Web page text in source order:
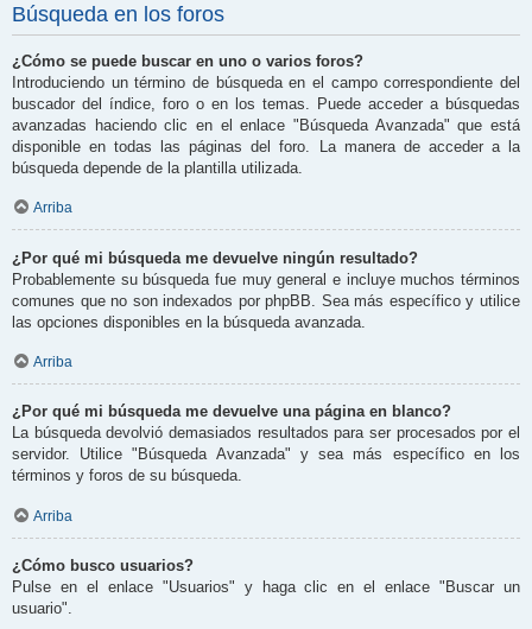
Búsqueda en los foros
¿Cómo se puede buscar en uno o varios foros?
Introduciendo un término de búsqueda en el campo correspondiente del
buscador del índice, foro o en los temas. Puede acceder a búsquedas
avanzadas haciendo clic en el enlace "Búsqueda Avanzada" que está
disponible en todas las páginas del foro. La manera de acceder a la
búsqueda depende de la plantilla utilizada.
Arriba
¿Por qué mi búsqueda me devuelve ningún resultado?
Probablemente su búsqueda fue muy general e incluye muchos términos
comunes que no son indexados por phpBB. Sea más específico y utilice
las opciones disponibles en la búsqueda avanzada.
Arriba
¿Por qué mi búsqueda me devuelve una página en blanco?
La búsqueda devolvió demasiados resultados para ser procesados por el
servidor. Utilice "Búsqueda Avanzada" y sea más específico en los
términos y foros de su búsqueda.
Arriba
¿Cómo busco usuarios?
Pulse en el enlace "Usuarios" y haga clic en el enlace "Buscar un
usuario".